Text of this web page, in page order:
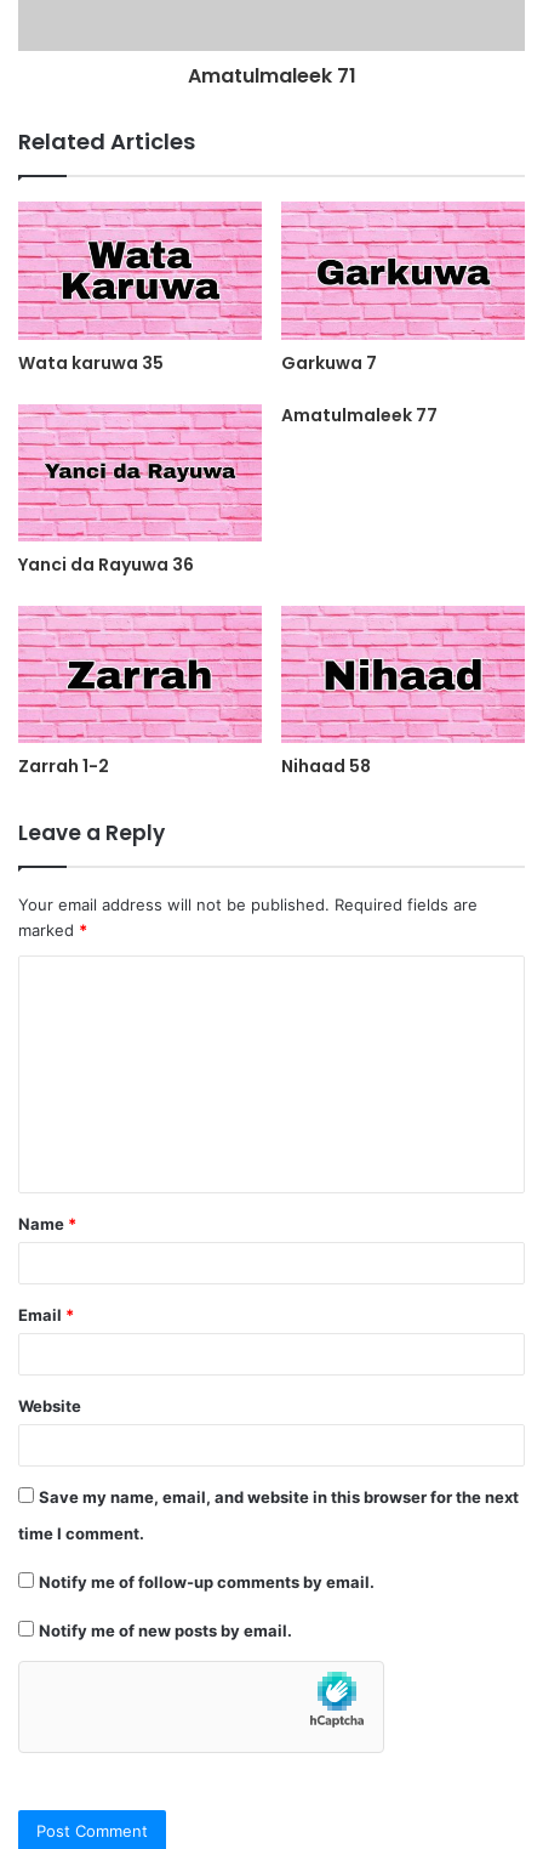
Amatulmaleek 71
Related Articles
Wata karuwa 35 Garkuwa 7
Yanci da Rayuwa 36
Amatulmaleek 77
Zarrah 1-2 Nihaad 58
Leave a Reply
Your email address will not be published. Required fields are
marked *
t
*
Name *
Email *
Website
Save my name, email, and website in this browser for the next
time I comment.
Notify me of follow-up comments by email.
Notify me of new posts by email.